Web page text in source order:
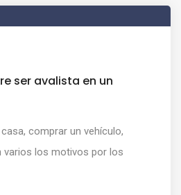
ser avalista en un
comprar un vehículo,
varios los motivos por los